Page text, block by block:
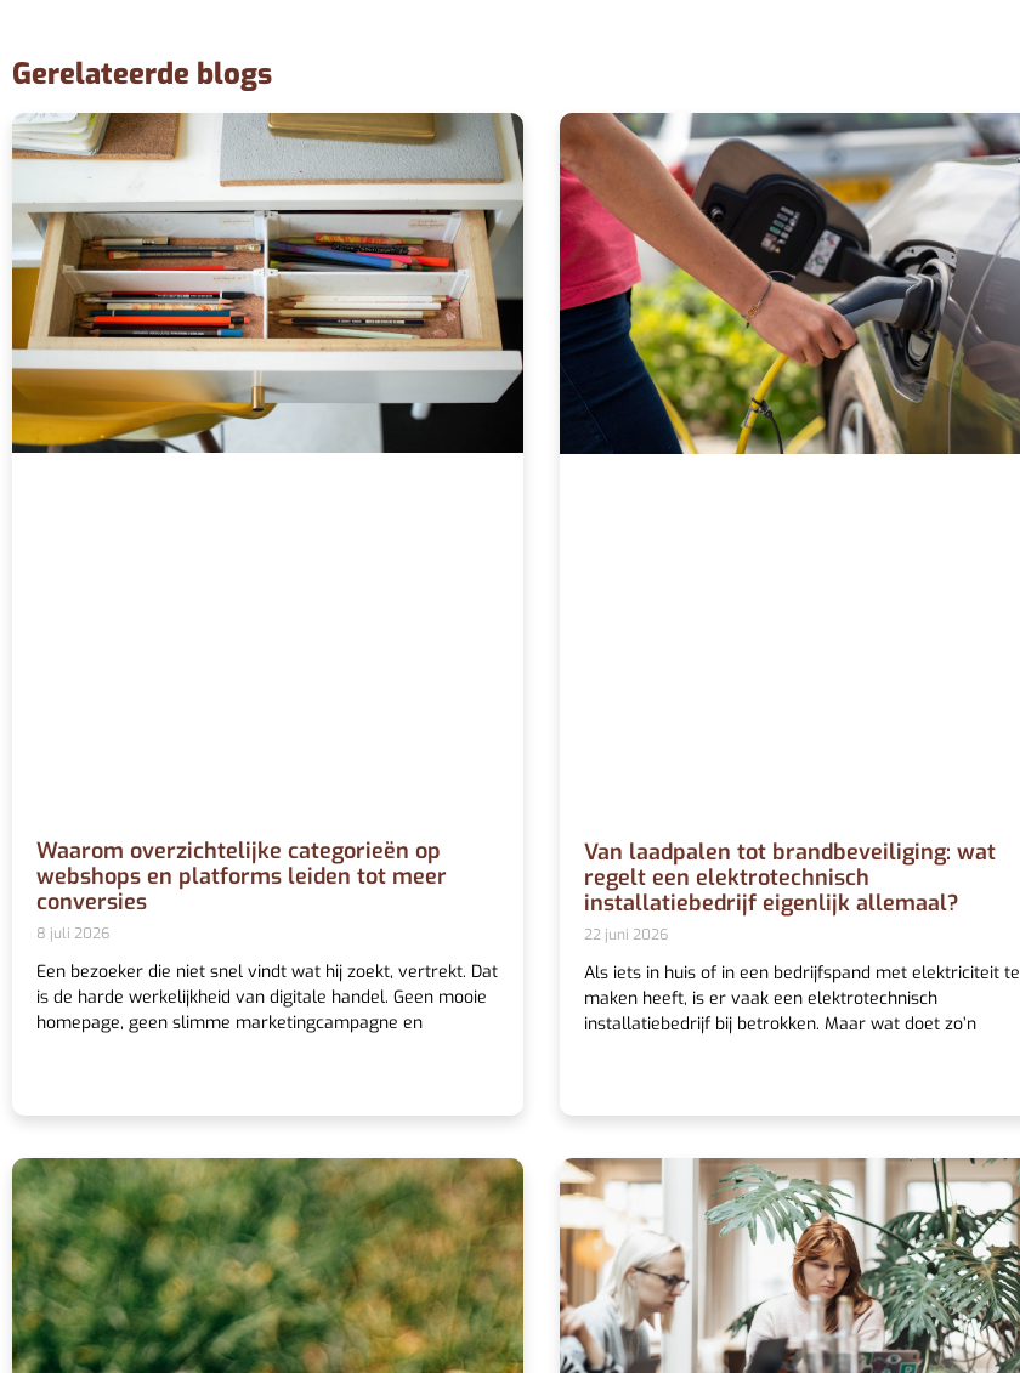
Gerelateerde blogs
Waarom overzichtelijke categorieën op
webshops en platforms leiden tot meer
conversies
8 juli 2026
Een bezoeker die niet snel vindt wat hij zoekt, vertrekt. Dat
is de harde werkelijkheid van digitale handel. Geen mooie
homepage, geen slimme marketingcampagne en
Van laadpalen tot brandbeveiliging: wat
regelt een elektrotechnisch
installatiebedrijf eigenlijk allemaal?
22 juni 2026
Als iets in huis of in een bedrijfspand met elektriciteit te
maken heeft, is er vaak een elektrotechnisch
installatiebedrijf bij betrokken. Maar wat doet zo’n